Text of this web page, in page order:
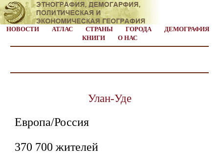
НОВОСТИ АТЛАС СТРАНЫ ГОРОДА
ДЕМОГРАФИЯ
КНИГИ
О НАС
Улан-Уде
Европа/Россия
370 700 жителей